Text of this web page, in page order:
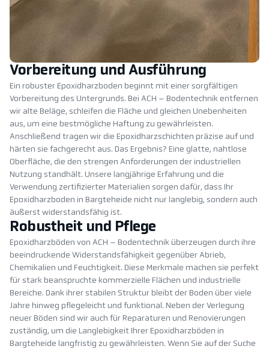
Vorbereitung und Ausführung
Ein robuster Epoxidharzboden beginnt mit einer sorgfältigen
Vorbereitung des Untergrunds. Bei ACH – Bodentechnik entfernen
wir alte Beläge, schleifen die Fläche und gleichen Unebenheiten
aus, um eine bestmögliche Haftung zu gewährleisten.
Anschließend tragen wir die Epoxidharzschichten präzise auf und
härten sie fachgerecht aus. Das Ergebnis? Eine glatte, nahtlose
Oberfläche, die den strengen Anforderungen der industriellen
Nutzung standhält. Unsere langjährige Erfahrung und die
Verwendung zertifizierter Materialien sorgen dafür, dass Ihr
Epoxidharzboden in Bargteheide nicht nur langlebig, sondern auch
äußerst widerstandsfähig ist.
Robustheit und Pflege
Epoxidharzböden von ACH – Bodentechnik überzeugen durch ihre
beeindruckende Widerstandsfähigkeit gegenüber Abrieb,
Chemikalien und Feuchtigkeit. Diese Merkmale machen sie perfekt
für stark beanspruchte kommerzielle Flächen und industrielle
Bereiche. Dank ihrer stabilen Struktur bleibt der Boden über viele
Jahre hinweg pflegeleicht und funktional. Neben der Verlegung
neuer Böden sind wir auch für Reparaturen und Renovierungen
zuständig, um die Langlebigkeit Ihrer Epoxidharzböden in
Bargteheide langfristig zu gewährleisten. Wenn Sie auf der Suche